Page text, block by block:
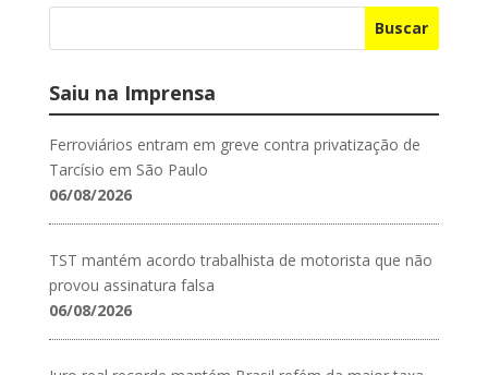
Buscar
Saiu na Imprensa
Ferroviários entram em greve contra privatização de
Tarcísio em São Paulo
06/08/2026
TST mantém acordo trabalhista de motorista que não
provou assinatura falsa
06/08/2026